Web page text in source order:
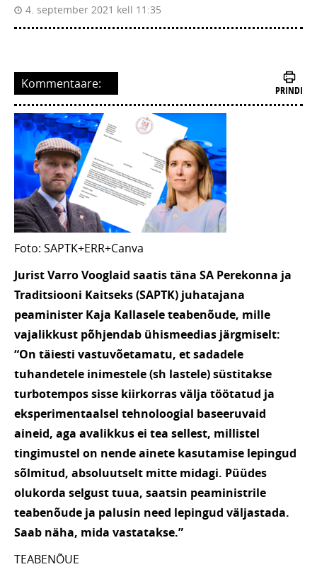
4. september 2021 kell 11:35
Kommentaare: PRINDI
Foto: SAPTK+ERR+Canva
Jurist Varro Vooglaid saatis täna SA Perekonna ja
Traditsiooni Kaitseks (SAPTK) juhatajana
peaminister Kaja Kallasele teabenõude, mille
vajalikkust põhjendab ühismeedias järgmiselt:
“On täiesti vastuvõetamatu, et sadadele
tuhandetele inimestele (sh lastele) süstitakse
turbotempos sisse kiirkorras välja töötatud ja
eksperimentaalsel tehnoloogial baseeruvaid
aineid, aga avalikkus ei tea sellest, millistel
tingimustel on nende ainete kasutamise lepingud
sõlmitud, absoluutselt mitte midagi. Püüdes
olukorda selgust tuua, saatsin peaministrile
teabenõude ja palusin need lepingud väljastada.
Saab näha, mida vastatakse.”
TEABENÕUE